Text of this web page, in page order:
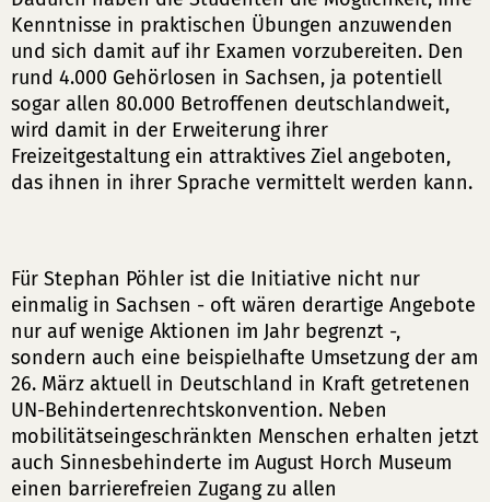
Kenntnisse in praktischen Übungen anzuwenden
und sich damit auf ihr Examen vorzubereiten. Den
rund 4.000 Gehörlosen in Sachsen, ja potentiell
sogar allen 80.000 Betroffenen deutschlandweit,
wird damit in der Erweiterung ihrer
Freizeitgestaltung ein attraktives Ziel angeboten,
das ihnen in ihrer Sprache vermittelt werden kann.
Für Stephan Pöhler ist die Initiative nicht nur
einmalig in Sachsen - oft wären derartige Angebote
nur auf wenige Aktionen im Jahr begrenzt -,
sondern auch eine beispielhafte Umsetzung der am
26. März aktuell in Deutschland in Kraft getretenen
UN-Behindertenrechtskonvention. Neben
mobilitätseingeschränkten Menschen erhalten jetzt
auch Sinnesbehinderte im August Horch Museum
einen barrierefreien Zugang zu allen